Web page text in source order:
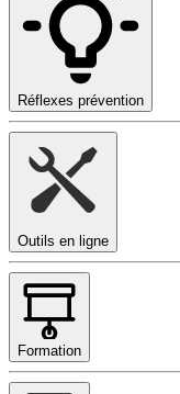
Réflexes prévention
Outils en ligne
Formation